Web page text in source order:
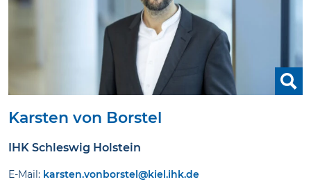
Karsten von Borstel
IHK Schleswig Holstein
E-Mail: karsten.vonborstel@kiel.ihk.de